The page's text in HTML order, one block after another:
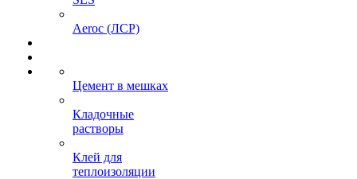
Aeroc (ЛСР)
Цемент в мешках
Кладочные
растворы
Клей для
теплоизоляции